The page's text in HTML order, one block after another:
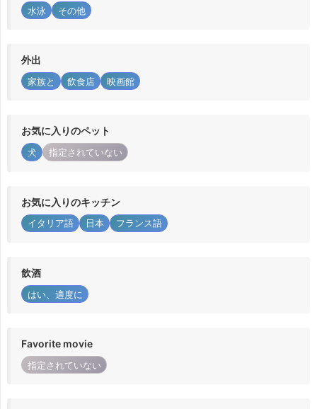
水泳 その他
外出
家族と 飲食店 映画館
お気に入りのペット
犬 指定されていない
お気に入りのキッチン
イタリア語 日本 フランス語
飲酒
はい、適度に
Favorite movie
指定されていない